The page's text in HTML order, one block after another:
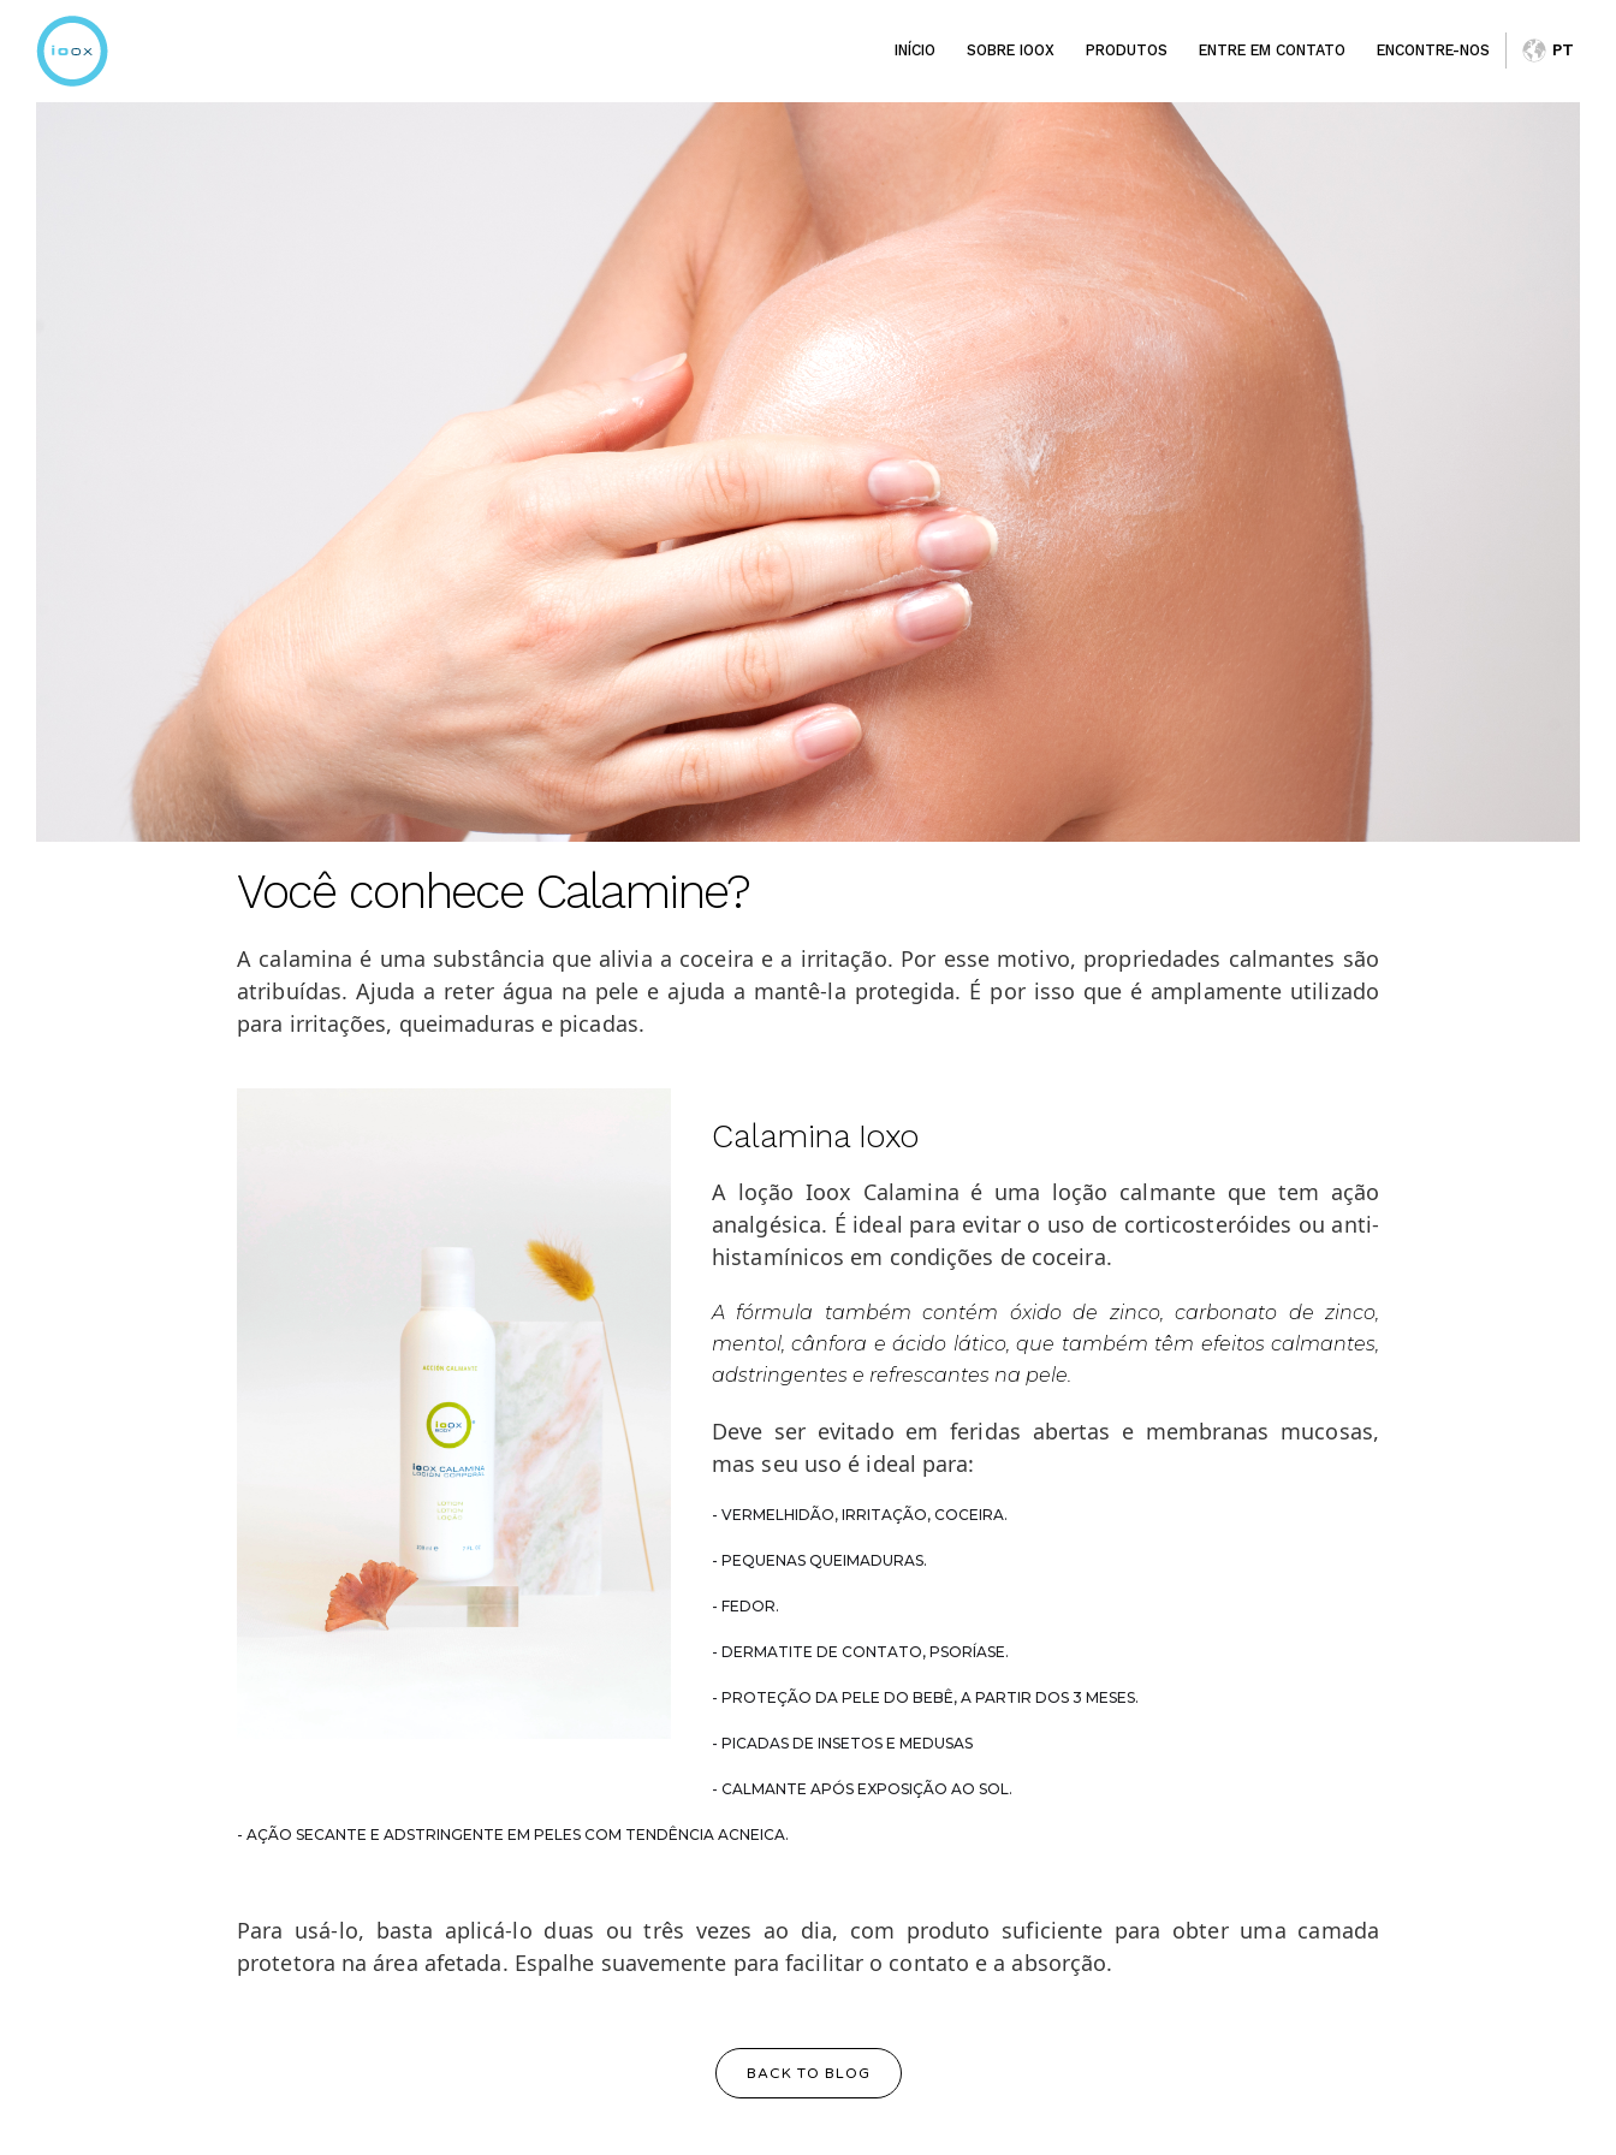
INÍCIO SOBRE IOOX PRODUTOS ENTRE EM CONTATO ENCONTRE-NOS PT
Você conhece Calamine?
A calamina é uma substância que alivia a coceira e a irritação. Por esse motivo, propriedades calmantes são
atribuídas. Ajuda a reter água na pele e ajuda a mantê-la protegida. É por isso que é amplamente utilizado
para irritações, queimaduras e picadas.
Calamina Ioxo
A loção Ioox Calamina é uma loção calmante que tem ação
analgésica. É ideal para evitar o uso de corticosteróides ou anti-
histamínicos em condições de coceira.
A fórmula também contém óxido de zinco, carbonato de zinco,
mentol, cânfora e ácido lático, que também têm efeitos calmantes,
adstringentes e refrescantes na pele.
Deve ser evitado em feridas abertas e membranas mucosas,
mas seu uso é ideal para:
- VERMELHIDÃO, IRRITAÇÃO, COCEIRA.
- PEQUENAS QUEIMADURAS.
- FEDOR.
- DERMATITE DE CONTATO, PSORÍASE.
- PROTEÇÃO DA PELE DO BEBÊ, A PARTIR DOS 3 MESES.
- PICADAS DE INSETOS E MEDUSAS
- CALMANTE APÓS EXPOSIÇÃO AO SOL.
- AÇÃO SECANTE E ADSTRINGENTE EM PELES COM TENDÊNCIA ACNEICA.
Para usá-lo, basta aplicá-lo duas ou três vezes ao dia, com produto suficiente para obter uma camada
protetora na área afetada. Espalhe suavemente para facilitar o contato e a absorção.
BACK TO BLOG